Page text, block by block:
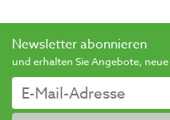
Newsletter abonnieren
und erhalten Sie Angebote,